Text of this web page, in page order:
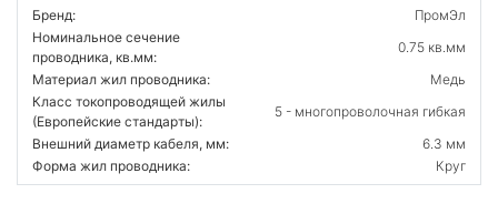
Бренд:
ПромЭл
Номинальное сечение
проводника, кв.мм:
0.75 кв.мм
Материал жил проводника:
Медь
Класс токопроводящей жилы
(Европейские стандарты):
5 - многопроволочная гибкая
Внешний диаметр кабеля, мм:
6.3 мм
Форма жил проводника:
Круг